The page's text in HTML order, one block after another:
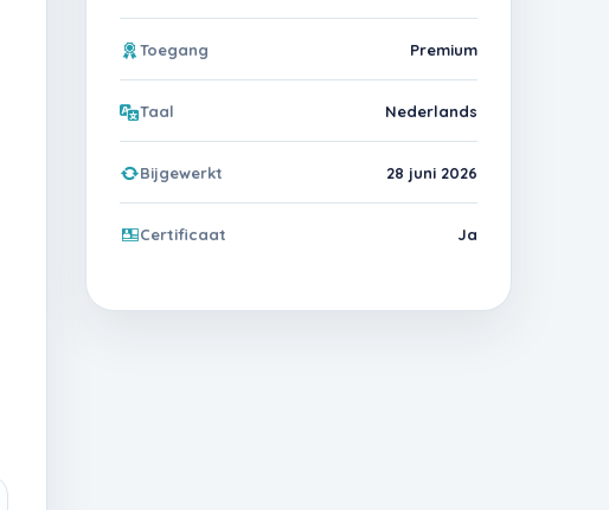
Toegang Premium
Taal Nederlands
Bijgewerkt 28 juni 2026
Certificaat Ja